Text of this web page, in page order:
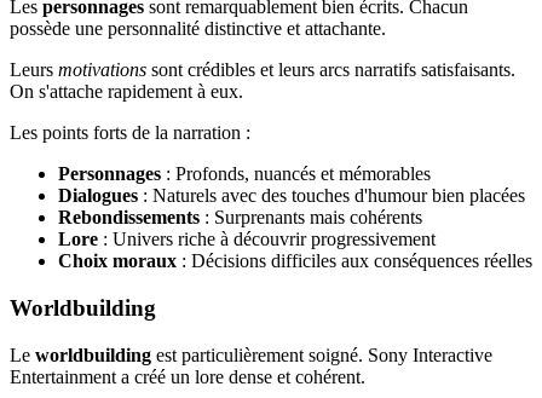
Les personnages sont remarquablement bien écrits. Chacun
possède une personnalité distinctive et attachante.
Leurs motivations sont crédibles et leurs arcs narratifs satisfaisants.
On s'attache rapidement à eux.
Les points forts de la narration :
Personnages : Profonds, nuancés et mémorables
Dialogues : Naturels avec des touches d'humour bien placées
Rebondissements : Surprenants mais cohérents
Lore : Univers riche à découvrir progressivement
Choix moraux : Décisions difficiles aux conséquences réelles
Worldbuilding
Le worldbuilding est particulièrement soigné. Sony Interactive
Entertainment a créé un lore dense et cohérent.